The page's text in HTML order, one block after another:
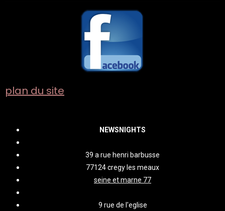
plan du site
NEWSNIGHTS
39 a rue henri barbusse
77124 cregy les meaux
seine et marne 77
9 rue de l'eglise